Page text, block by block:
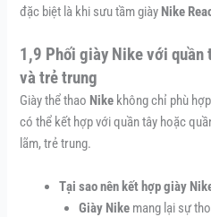
đặc biệt là khi sưu tầm giày Nike
1,9 Phối giày Nike với quần
và trẻ trung
Giày thể thao Nike không chỉ phù
có thể kết hợp với quần tây hoặc
lãm, trẻ trung.
Tại sao nên kết hợp giày
Giày Nike mang lại sự